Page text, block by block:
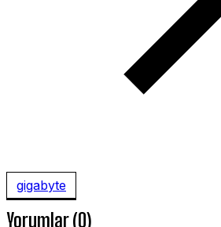
gigabyte
Yorumlar (0)